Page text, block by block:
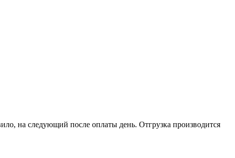
на следующий после оплаты день. Отгрузка производится